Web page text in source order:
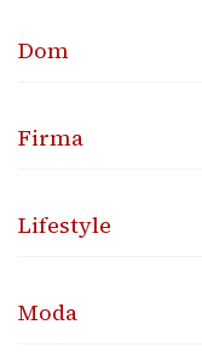
Dom
Firma
Lifestyle
Moda